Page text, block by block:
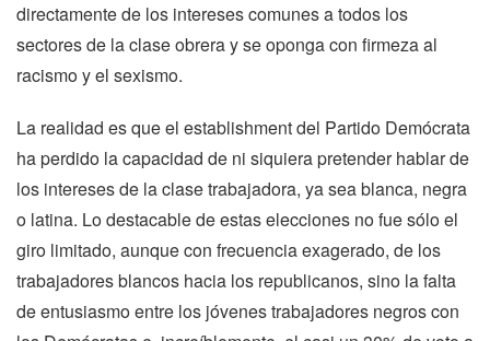
directamente de los intereses comunes a todos los
sectores de la clase obrera y se oponga con firmeza al
racismo y el sexismo.
La realidad es que el establishment del Partido Demócrata
ha perdido la capacidad de ni siquiera pretender hablar de
los intereses de la clase trabajadora, ya sea blanca, negra
o latina. Lo destacable de estas elecciones no fue sólo el
giro limitado, aunque con frecuencia exagerado, de los
trabajadores blancos hacia los republicanos, sino la falta
de entusiasmo entre los jóvenes trabajadores negros con